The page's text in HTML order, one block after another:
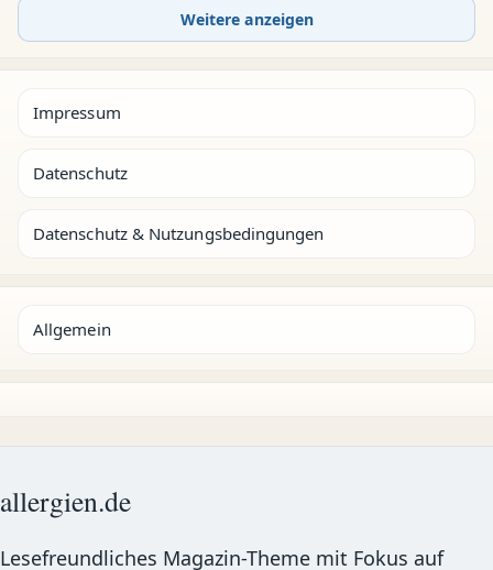
Weitere anzeigen
Impressum
Datenschutz
Datenschutz & Nutzungsbedingungen
Allgemein
allergien.de
Lesefreundliches Magazin-Theme mit Fokus auf